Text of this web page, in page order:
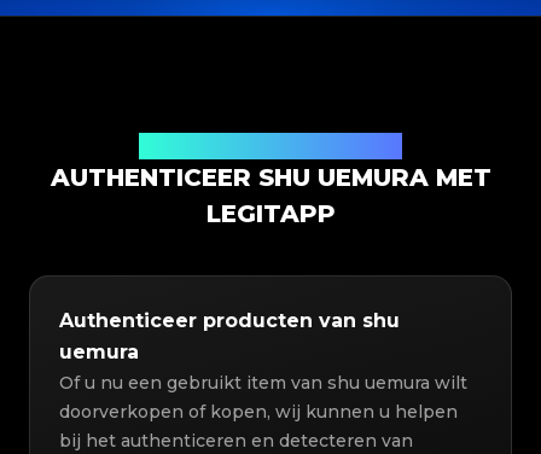
AUTHENTICEER SHU UEMURA MET
LEGITAPP
Authenticeer producten van shu
uemura
Of u nu een gebruikt item van shu uemura wilt
doorverkopen of kopen, wij kunnen u helpen
bij het authenticeren en detecteren van